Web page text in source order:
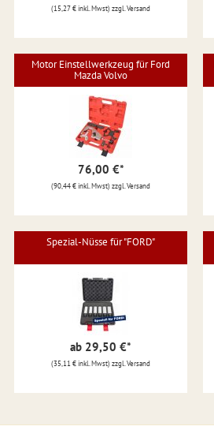
(15,27 € inkl. Mwst) zzgl. Versand
Motor Einstellwerkzeug für Ford
Mazda Volvo
76,00 €*
(90,44 € inkl. Mwst) zzgl. Versand
Spezial-Nüsse für "FORD"
ab 29,50 €*
(35,11 € inkl. Mwst) zzgl. Versand